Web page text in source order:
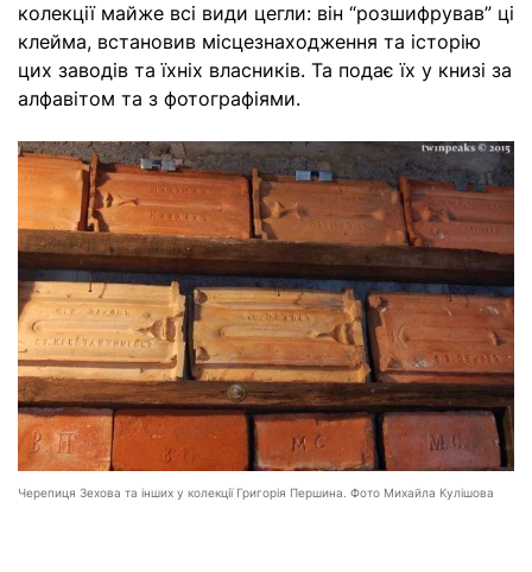
колекції майже всі види цегли: він “розшифрував” ці
клейма, встановив місцезнаходження та історію
цих заводів та їхніх власників. Та подає їх у книзі за
алфавітом та з фотографіями.
Черепиця Зехова та інших у колекції Григорія Першина. Фото Михайла Кулішова